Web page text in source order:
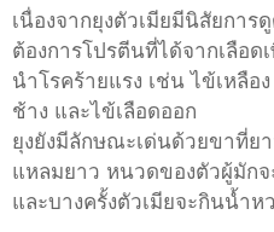
เนื่องจากยุงตัวเมียมีนิสัยการ
ต้องการโปรตีนที่ได้จากเลือด
นำโรคร้ายแรง เช่น ไข้เหลือ
ช้าง และไข้เลือดออก
ยุงยังมีลักษณะเด่นด้วยขาที่ย
แหลมยาว หนวดของตัวผู้มัก
และบางครั้งตัวเมียจะกินน้ำ